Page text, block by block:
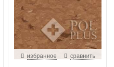
избранное сравнить